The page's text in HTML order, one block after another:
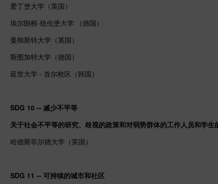
爱丁堡大学（英国）
埃尔朗根-纽伦堡大学 （德国）
曼彻斯特大学（英国）
斯图加特大学（德国）
延世大学 - 首尔校区（韩国）
SDG 10 -- 减少不平等
关于社会不平等的研究、歧视的政策和对弱势群体的工作人员和学生
哈德斯菲尔德大学（英国）
SDG 11 -- 可持续的城市和社区